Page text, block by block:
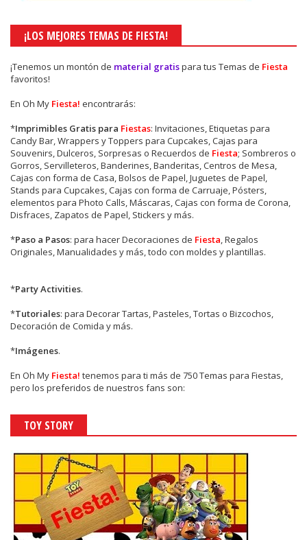
¡LOS MEJORES TEMAS DE FIESTA!
¡Tenemos un montón de material gratispara tus Temas de Fiesta
favoritos!
En Oh My Fiesta! encontrarás:
*Imprimibles Gratis para Fiestas: Invitaciones, Etiquetas para
Candy Bar, Wrappers y Toppers para Cupcakes, Cajas para
Souvenirs, Dulceros, Sorpresas o Recuerdos de Fiesta; Sombreros o
Gorros, Servilleteros, Banderines, Banderitas, Centros de Mesa,
Cajas con forma de Casa, Bolsos de Papel, Juguetes de Papel,
Stands para Cupcakes, Cajas con forma de Carruaje, Pósters,
elementos para Photo Calls, Máscaras, Cajas con forma de Corona,
Disfraces, Zapatos de Papel, Stickers y más.
*Paso a Pasos: para hacer Decoraciones de Fiesta, Regalos
Originales, Manualidades y más, todo con moldes y plantillas.
*Party Activities.
*Tutoriales: para Decorar Tartas, Pasteles, Tortas o Bizcochos,
Decoración de Comida y más.
*Imágenes.
En Oh My Fiesta! tenemos para ti más de 750 Temas para Fiestas,
pero los preferidos de nuestros fans son:
TOY STORY